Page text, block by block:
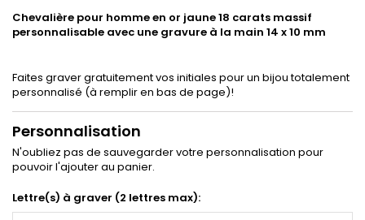
Chevalière pour homme en or jaune 18 carats massif
personnalisable avec une gravure à la main 14 x 10 mm
Faites graver gratuitement vos initiales pour un bijou totalement
personnalisé (à remplir en bas de page)!
Personnalisation
N'oubliez pas de sauvegarder votre personnalisation pour
pouvoir l'ajouter au panier.
Lettre(s) à graver (2 lettres max):